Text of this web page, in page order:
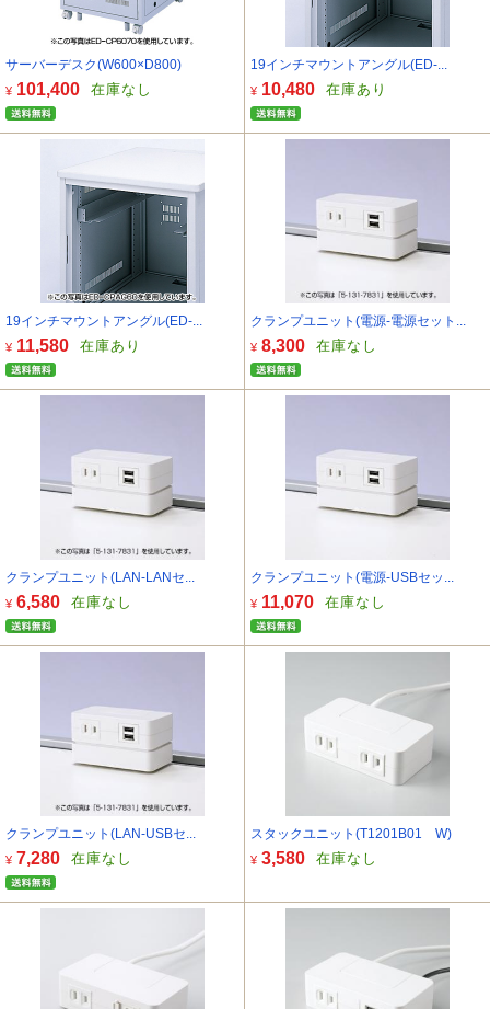
サーバーデスク(W600×D800)
¥ 101,400 在庫なし
19インチマウントアングル(ED-...
¥ 10,480 在庫あり
19インチマウントアングル(ED-...
¥ 11,580 在庫あり
クランプユニット(電源-電源セット...
¥ 8,300 在庫なし
クランプユニット(LAN-LANセ...
¥ 6,580 在庫なし
クランプユニット(電源-USBセッ...
¥ 11,070 在庫なし
クランプユニット(LAN-USBセ...
¥ 7,280 在庫なし
スタックユニット(T1201B01 W)
¥ 3,580 在庫なし